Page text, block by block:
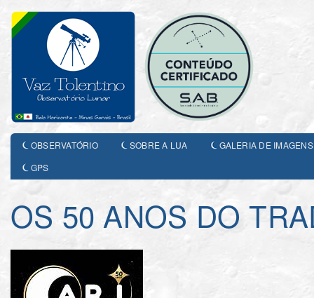
OBSERVATÓRIO SOBRE A LUA
GALERIA DE IMAGENS
GPS
OS 50 ANOS DO